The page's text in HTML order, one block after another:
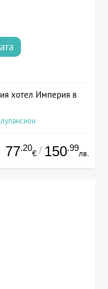
хотел Империя в
77.20
€ / 150.99
лв.